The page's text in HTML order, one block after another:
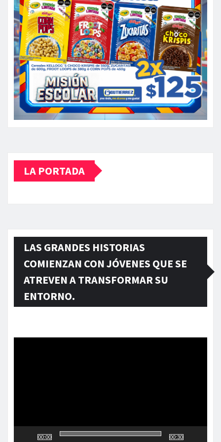
LA PORTADA
LAS GRANDES HISTORIAS
COMIENZAN CON JÓVENES QUE SE
ATREVEN A TRANSFORMAR SU
ENTORNO.
00:00 00:30